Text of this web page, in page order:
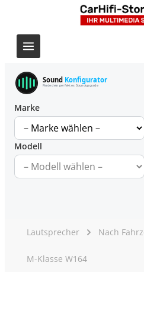
Sound Konfigurator
Finde dein perfektes Soundupgrade
Marke
Modell
Lautsprecher Nach
M-Klasse W164